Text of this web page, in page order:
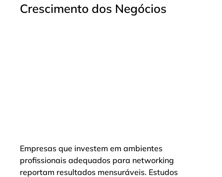
Crescimento dos Negócios
Empresas que investem em ambientes
profissionais adequados para networking
reportam resultados mensuráveis. Estudos